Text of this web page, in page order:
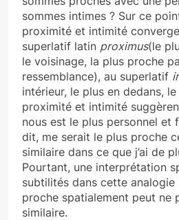
sommes intimes ? Sur ce
proximité et intimité
superlatif latin proximus(le
le voisinage, la plus proche
ressemblance), au superlatif
intérieur, le plus en dedans,
proximité et intimité
nous est le plus personnel et
dit, me serait le plus proche
similaire dans ce que j’ai de
Pourtant, une interprétation
subtilités dans cette analogie
proche spatialement peut ne
similaire.